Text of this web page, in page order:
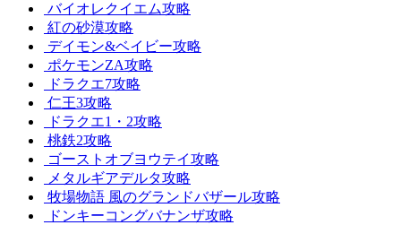
バイオレクイエム攻略
紅の砂漠攻略
デイモン&ベイビー攻略
ポケモンZA攻略
ドラクエ7攻略
仁王3攻略
ドラクエ1・2攻略
桃鉄2攻略
ゴーストオブヨウテイ攻略
メタルギアデルタ攻略
牧場物語 風のグランドバザール攻略
ドンキーコングバナンザ攻略